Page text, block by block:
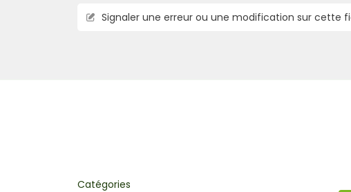
Signaler une erreur ou une modification sur cette
Catégories